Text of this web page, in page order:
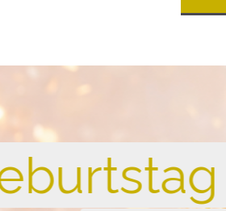
feiern